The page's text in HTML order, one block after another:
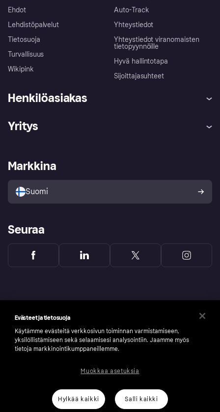
Ehdot
Lehdistöpalvelut
Tietosuoja
Turvallisuus
Wikipink
Auto-Track
Yhteystiedot
Yhteystiedot viranomaisten
tietopyynnöille
Hyvä hallintotapa
Sijoittajasuhteet
Henkilöasiakas
Kirjaudu sisään
Tutustu kauppoihin
Ostajan turva
Yritys
Kirjaudu sisään yrityksenä
Markkina
Suomi
Seuraa
number: 556737-0431
Klarnan evästeselosteKlarna.com
Evästeet ja tietosuoja
Käytämme evästeitä verkkosivun toiminnan varmistamiseen,
yksilöllistämiseen sekä selaamisesi analysointiin. Jaamme myös
tietoja markkinointikumppaneillemme.
Hylkää kaikki Salli kaikki
Muokkaa asetuksia